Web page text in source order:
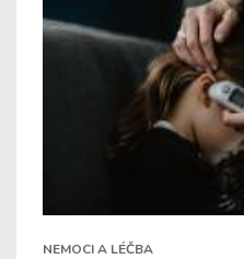
NEMOCI A LÉČBA